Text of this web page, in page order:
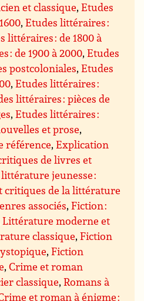
et classique,Etudes
,Etudes littéraires :
littéraires : de 1800 à
: de 1900 à 2000,Etudes
postcoloniales,Etudes
,Etudes littéraires :
littéraires : pièces de
,Etudes littéraires :
et prose,
référence,Explication
de livres et
jeunesse :
critiques de la littérature
associés,Fiction :
Littérature moderne et
classique,Fiction
,Fiction
,Crime et roman
classique,Romans à
et roman à énigme :